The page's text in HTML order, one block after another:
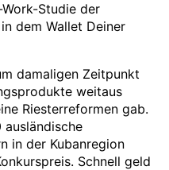
Studie der
dem Wallet Deiner
damaligen Zeitpunkt
weitaus
Riesterreformen gab.
in der Kubanregion
Schnell geld